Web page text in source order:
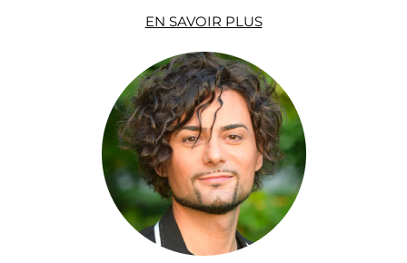
EN SAVOIR PLUS